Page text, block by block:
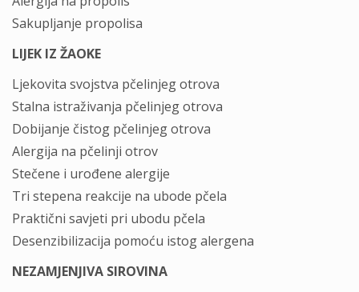
Sakupljanje propolisa
LIJEK IZ ŽAOKE
Ljekovita svojstva pčelinjeg otrova
Stalna istraživanja pčelinjeg otrova
Dobijanje čistog pčelinjeg otrova
Alergija na pčelinji otrov
Stečene i urođene alergije
Tri stepena reakcije na ubode pčela
Praktični savjeti pri ubodu pčela
Desenzibilizacija pomoću istog alergena
NEZAMJENJIVA SIROVINA